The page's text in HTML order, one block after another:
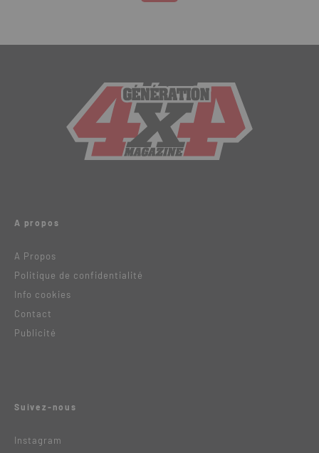
A propos
A Propos
Politique de confidentialité
Info cookies
Contact
Publicité
Suivez-nous
Instagram